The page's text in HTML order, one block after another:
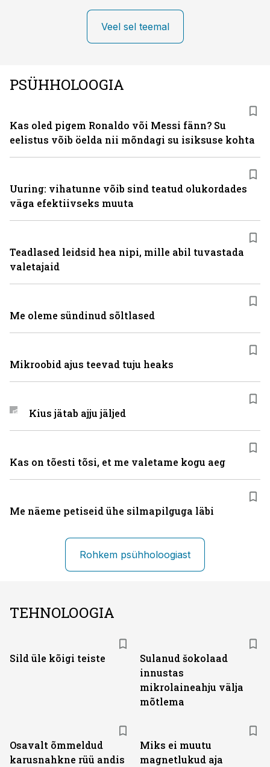
Veel sel teemal
PSÜHHOLOOGIA
Kas oled pigem Ronaldo või Messi fänn? Su
eelistus võib öelda nii mõndagi su isiksuse kohta
Uuring: vihatunne võib sind teatud olukordades
väga efektiivseks muuta
Teadlased leidsid hea nipi, mille abil tuvastada
valetajaid
Me oleme sündinud sõltlased
Mikroobid ajus teevad tuju heaks
Kius jätab ajju jäljed
Kas on tõesti tõsi, et me valetame kogu aeg
Me näeme petiseid ühe silmapilguga läbi
Rohkem psühholoogiast
TEHNOLOOGIA
Sild üle kõigi teiste
Sulanud šokolaad
innustas
mikrolaineahju välja
mõtlema
Osavalt õmmeldud
karusnahkne rüü andis
Miks ei muutu
magnetlukud aja